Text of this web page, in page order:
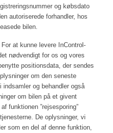
og købsdato
autoriserede forhandler, hos
bilen.
at kunne levere InControl-
nødvendigt for os og vores
positionsdata, der sendes
om den seneste
indsamler og behandler også
om bilen på et givent
funktionen ”rejsesporing”
De oplysninger, vi
som en del af denne funktion,